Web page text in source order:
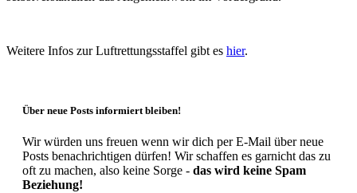
Weitere Infos zur Luftrettungsstaffel gibt es hier.
Über neue Posts informiert bleiben!
Wir würden uns freuen wenn wir dich per E-Mail über neue
Posts benachrichtigen dürfen! Wir schaffen es garnicht das zu
oft zu machen, also keine Sorge - das wird keine Spam
Beziehung!